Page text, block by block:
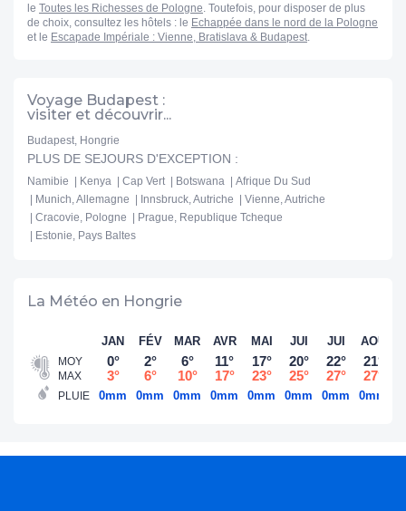
le Toutes les Richesses de Pologne. Toutefois, pour disposer de plus
de choix, consultez les hôtels : le Echappée dans le nord de la Pologne
et le Escapade Impériale : Vienne, Bratislava & Budapest.
Voyage Budapest :
visiter et découvrir...
Budapest, Hongrie
PLUS DE SEJOURS D'EXCEPTION :
Namibie Kenya Cap Vert Botswana
Afrique Du Sud
Munich, Allemagne
Innsbruck, Autriche
Vienne, Autriche
Cracovie, Pologne
Prague, Republique Tcheque
Estonie, Pays Baltes
La Météo en Hongrie
MOY
MAX
PLUIE
JAN
0°
3°
0mm
FÉV
2°
6°
0mm
MAR
6°
10°
0mm
AVR
11°
17°
0mm
MAI
17°
23°
0mm
JUI
20°
25°
0mm
JUI
22°
27°
0mm
AOÛ
21°
27°
0mm